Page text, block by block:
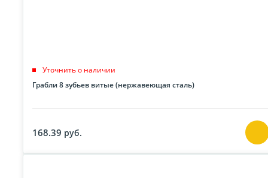
Уточнить о наличии
Грабли 8 зубьев витые (нержавеющая сталь)
168.39 руб.